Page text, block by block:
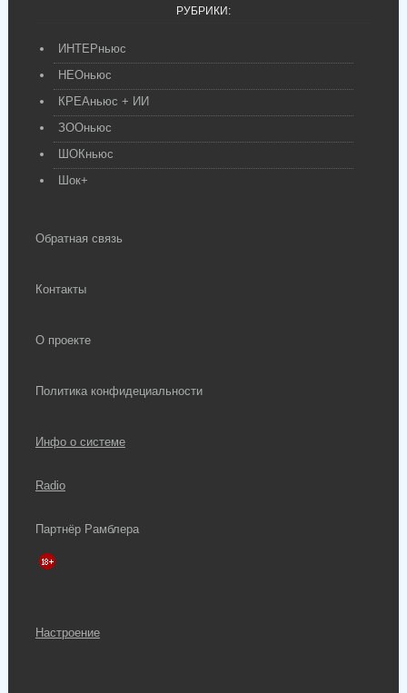
РУБРИКИ:
ИНТЕРньюс
НЕОньюс
КРЕАньюс + ИИ
ЗООньюс
ШОКньюс
Шок+
Обратная связь
Контакты
О проекте
Политика конфидециальности
Инфо о системе
Radio
Партнёр Рамблера
Настроение